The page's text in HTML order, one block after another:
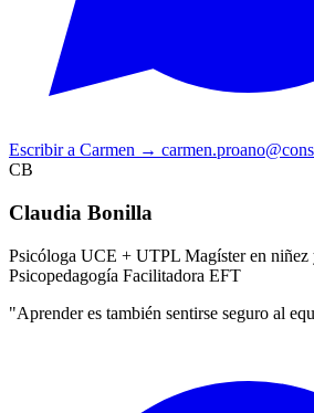
Escribir a Carmen →
CB
Claudia Bonilla
Psicóloga UCE + UTPL Magíster en niñez
Psicopedagogía Facilitadora EFT
"Aprender es también sentirse seguro al